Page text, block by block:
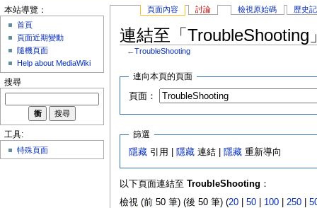
頁面內容 討論 檢視原始碼 歷史
連結至「TroubleShooting
←TroubleShooting
連向本頁的頁面
頁面：
篩選
隱藏 引用 | 隱藏 連結 | 隱藏 重新導向
以下頁面連結至 TroubleShooting ：
檢視 (前 50 筆) (後 50 筆) (20| 50| 100| 250|
本站導覽：
首頁
頁面近期變動
隨機頁面
Help about MediaWiki
搜尋
工具:
特殊頁面